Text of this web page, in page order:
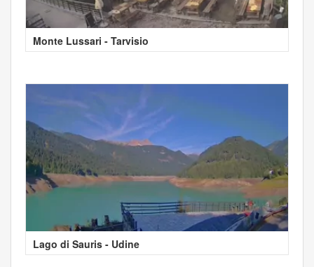
Monte Lussari - Tarvisio
Lago di Sauris - Udine